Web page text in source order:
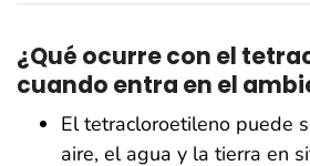
¿Qué ocurre con el
cuando entra en el
El tetracloroetileno puede
aire, el agua y la tierra en